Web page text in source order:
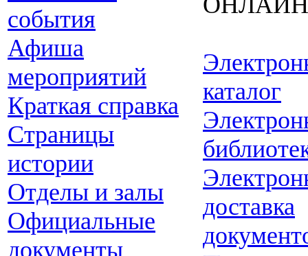
события
Афиша
мероприятий
Краткая справка
Страницы
истории
Отделы и залы
Официальные
документы
каталог
доставка